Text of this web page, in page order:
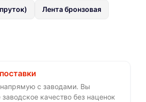
Лента бронзовая
с заводами. Вы
заводское качество без наценок